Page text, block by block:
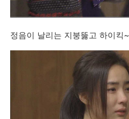
정음이 날리는 지붕뚫고 하이킥~